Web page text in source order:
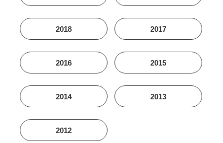
2018 2017
2016 2015
2014 2013
2012